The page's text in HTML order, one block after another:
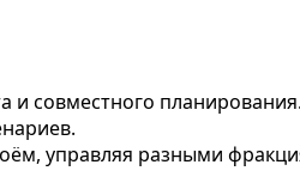
и совместного планирования.
управляя разными